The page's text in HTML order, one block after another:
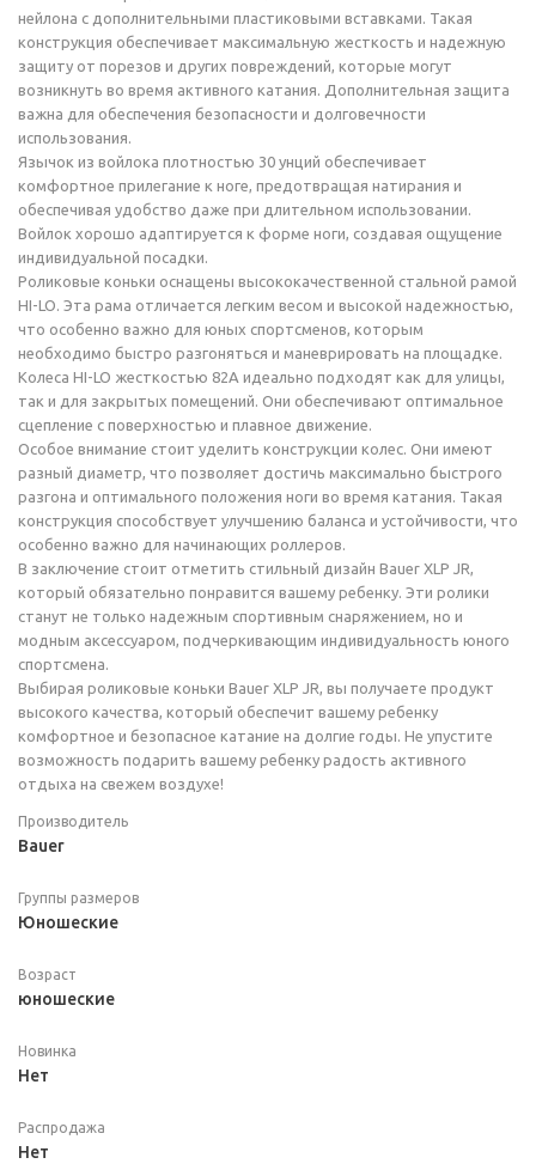
нейлона с дополнительными пластиковыми вставками. Такая
конструкция обеспечивает максимальную жесткость и надежную
защиту от порезов и других повреждений, которые могут
возникнуть во время активного катания. Дополнительная защита
важна для обеспечения безопасности и долговечности
использования.
Язычок из войлока плотностью 30 унций обеспечивает
комфортное прилегание к ноге, предотвращая натирания и
обеспечивая удобство даже при длительном использовании.
Войлок хорошо адаптируется к форме ноги, создавая ощущение
индивидуальной посадки.
Роликовые коньки оснащены высококачественной стальной рамой
HI-LO. Эта рама отличается легким весом и высокой надежностью,
что особенно важно для юных спортсменов, которым
необходимо быстро разгоняться и маневрировать на площадке.
Колеса HI-LO жесткостью 82A идеально подходят как для улицы,
так и для закрытых помещений. Они обеспечивают оптимальное
сцепление с поверхностью и плавное движение.
Особое внимание стоит уделить конструкции колес. Они имеют
разный диаметр, что позволяет достичь максимально быстрого
разгона и оптимального положения ноги во время катания. Такая
конструкция способствует улучшению баланса и устойчивости, что
особенно важно для начинающих роллеров.
В заключение стоит отметить стильный дизайн Bauer XLP JR,
который обязательно понравится вашему ребенку. Эти ролики
станут не только надежным спортивным снаряжением, но и
модным аксессуаром, подчеркивающим индивидуальность юного
спортсмена.
Выбирая роликовые коньки Bauer XLP JR, вы получаете продукт
высокого качества, который обеспечит вашему ребенку
комфортное и безопасное катание на долгие годы. Не упустите
возможность подарить вашему ребенку радость активного
отдыха на свежем воздухе!
Производитель
Bauer
Группы размеров
Юношеские
Возраст
юношеские
Новинка
Нет
Распродажа
Нет